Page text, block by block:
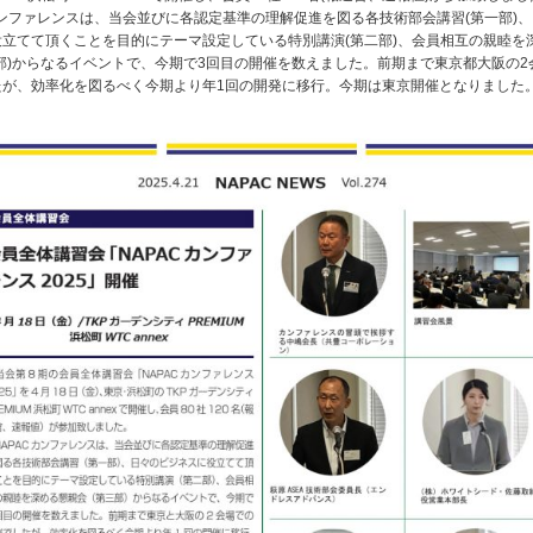
ファレンスは、当会並びに各認定基準の理解促進を図る各技術部会講習(第一部)
てて頂くことを目的にテーマ設定している特別講演(第二部)、会員相互の親睦を
)からなるイベントで、今期で3回目の開催を数えました。前期まで東京都大阪の2
、効率化を図るべく今期より年1回の開発に移行。今期は東京開催となりました